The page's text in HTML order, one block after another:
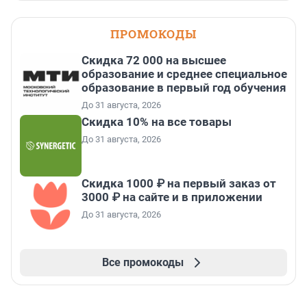
ПРОМОКОДЫ
Скидка 72 000 на высшее
образование и среднее специальное
образование в первый год обучения
До 31 августа, 2026
Скидка 10% на все товары
До 31 августа, 2026
Скидка 1000 ₽ на первый заказ от
3000 ₽ на сайте и в приложении
До 31 августа, 2026
Все промокоды